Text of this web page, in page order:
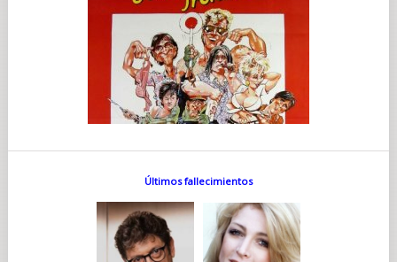
Últimos fallecimientos